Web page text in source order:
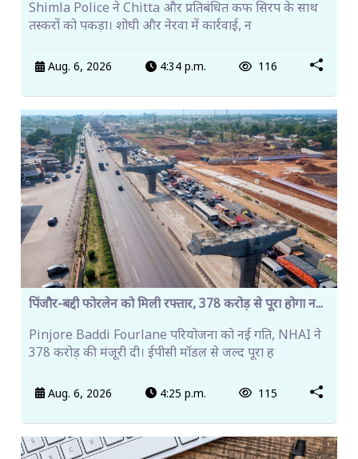
Shimla Police ने Chitta और प्रतिबंधित कफ सिरप के साथ
तस्करों को पकड़ा। शोघी और नेरवा में कार्रवाई, न
Aug. 6, 2026 4:34 p.m. 116
पिंजौर-बद्दी फोरलेन को मिली रफ्तार, 378 करोड़ से पूरा होगा न...
Pinjore Baddi Fourlane परियोजना को नई गति, NHAI ने
378 करोड़ की मंजूरी दी। ईपीसी मॉडल से जल्द पूरा ह
Aug. 6, 2026 4:25 p.m. 115